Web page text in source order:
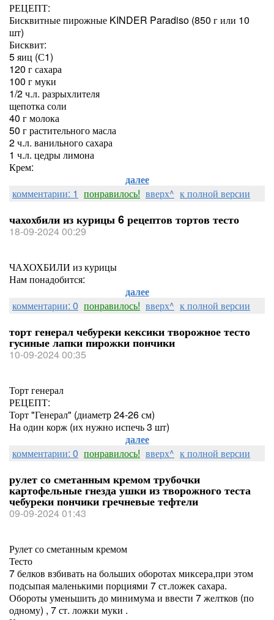
РЕЦЕПТ:
Бисквитные пирожные KINDER Paradiso (850 г или 10
шт)
Бисквит:
5 яиц (С1)
120 г сахара
100 г муки
1/2 ч.л. разрыхлителя
щепотка соли
40 г молока
50 г растительного масла
2 ч.л. ванильного сахара
1 ч.л. цедры лимона
Крем:
далее
комментарии: 1 понравилось! вверх^ к полной версии
чахохбили из курицы 6 рецептов тортов тесто
18-09-2024 00:29
ЧАХОХБИЛИ из курицы
Нам понадобится:
далее
комментарии: 0 понравилось! вверх^ к полной версии
торт генерал чебуреки кексики творожное тесто
гусиные лапки пирожки пончики
10-09-2024 00:35
Торт генерал
РЕЦЕПТ:
Торт "Генерал" (диаметр 24-26 см)
На один корж (их нужно испечь 3 шт)
далее
комментарии: 0 понравилось! вверх^ к полной версии
рулет со сметанным кремом трубочки
картофельные гнезда ушки из творожного теста
чебуреки пончики гречневые тефтели
09-09-2024 01:43
Рулет со сметанным кремом
Тесто
7 белков взбивать на больших оборотах миксера,при этом
подсыпая маленькими порциями 7 ст.ложек сахара.
Обороты уменьшить до минимума и ввести 7 желтков (по
одному) , 7 ст. ложки муки .